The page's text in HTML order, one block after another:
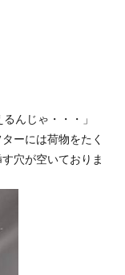
んじゃ・・・」
ーには荷物をたく
穴が空いておりま